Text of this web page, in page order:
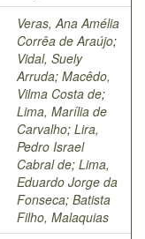
Veras, Ana Amélia
Corrêa de Araújo;
Vidal, Suely
Arruda; Macêdo,
Vilma Costa de;
Lima, Marília de
Carvalho; Lira,
Pedro Israel
Cabral de; Lima,
Eduardo Jorge da
Fonseca; Batista
Filho, Malaquias